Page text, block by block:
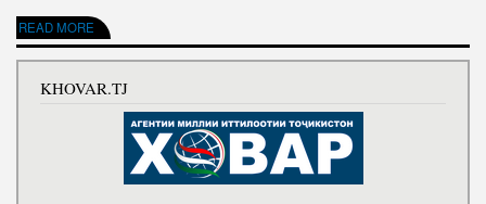
READ MORE
ABOUT СУРАТГУЗОРИШ АЗ РАФТИ ИШТИРОКИ КОРМАНДОНИ ИНСТИТУТИ
ХОКШИНОСӢ ВА АГРОХИМИЯ ДАР ТАҶЛИЛИ БАРГУЗОРИИ ИДИ "САДА " ДАР БОҒИ
ФАРҲАНГИ ФАРОҒАТИИ А.ФИРДАВСИИ ШАҲРИ ДУШАНБЕ.
KHOVAR.TJ